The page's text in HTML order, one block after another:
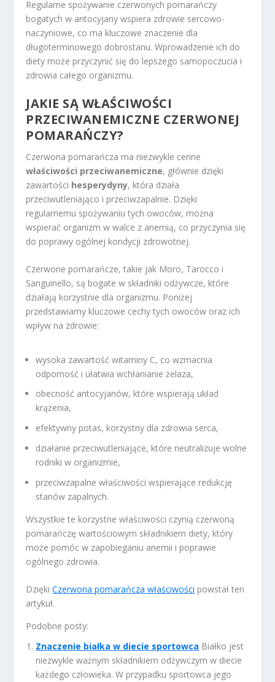
Regularne spożywanie czerwonych pomarańczy
bogatych w antocyjany wspiera zdrowie sercowo-
naczyniowe, co ma kluczowe znaczenie dla
długoterminowego dobrostanu. Wprowadzenie ich do
diety może przyczynić się do lepszego samopoczucia i
zdrowia całego organizmu.
JAKIE SĄ WŁAŚCIWOŚCI
PRZECIWANEMICZNE CZERWONEJ
POMARAŃCZY?
Czerwona pomarańcza ma niezwykle cenne
właściwości przeciwanemiczne, głównie dzięki
zawartości hesperydyny, która działa
przeciwutleniająco i przeciwzapalnie. Dzięki
regularnemu spożywaniu tych owoców, można
wspierać organizm w walce z anemią, co przyczynia się
do poprawy ogólnej kondycji zdrowotnej.
Czerwone pomarańcze, takie jak Moro, Tarocco i
Sanguinello, są bogate w składniki odżywcze, które
działają korzystnie dla organizmu. Poniżej
przedstawiamy kluczowe cechy tych owoców oraz ich
wpływ na zdrowie:
wysoka zawartość witaminy C, co wzmacnia
odporność i ułatwia wchłanianie żelaza,
obecność antocyjanów, które wspierają układ
krążenia,
efektywny potas, korzystny dla zdrowia serca,
działanie przeciwutleniające, które neutralizuje wolne
rodniki w organizmie,
przeciwzapalne właściwości wspierające redukcję
stanów zapalnych.
Wszystkie te korzystne właściwości czynią czerwoną
pomarańczę wartościowym składnikiem diety, który
może pomóc w zapobieganiu anemii i poprawie
ogólnego zdrowia.
DziękiCzerwona pomarańcza właściwości powstał ten
artykuł.
Podobne posty:
Znaczenie białka w diecie sportowca Białko jest
niezwykle ważnym składnikiem odżywczym w diecie
każdego człowieka. W przypadku sportowca jego